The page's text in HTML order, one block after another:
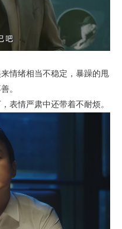
情绪相当不稳定，暴躁的甩
。
表情严肃中还带着不耐烦。